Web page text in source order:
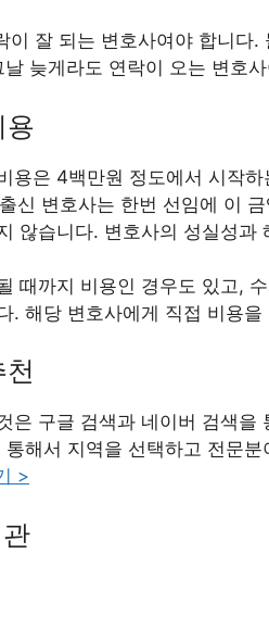
이 잘 되는 변호사여야 합니다
늦게라도 연락이 오는 변호
용
용은 4백만원 정도에서 시작
신 변호사는 한번 선임에 이
않습니다. 변호사의 성실성
때까지 비용인 경우도 있고,
. 해당 변호사에게 직접 비용
은 구글 검색과 네이버 검색
해서 지역을 선택하고 전문
>